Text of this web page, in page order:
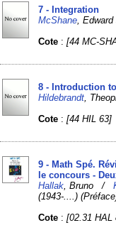
7 - Integration
McShane ,
Cote :[44 MC-
8 - Introduction
Hildebrandt ,
Cote :[44 HIL 63]
9 - Math Spé.
le concours -
Hallak , Bruno /
(1943-....)
Cote :[02.31 HAL